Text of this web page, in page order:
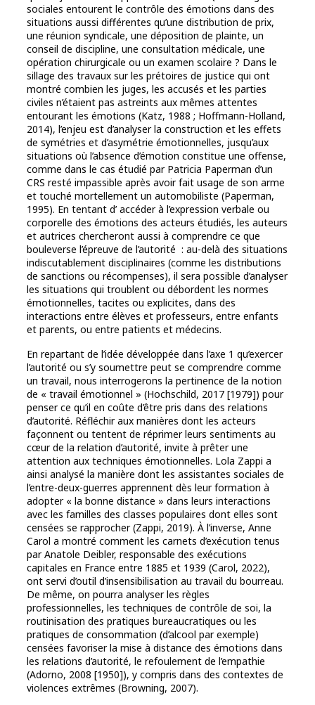
sociales entourent le contrôle des émotions dans des
situations aussi différentes qu’une distribution de prix,
une réunion syndicale, une déposition de plainte, un
conseil de discipline, une consultation médicale, une
opération chirurgicale ou un examen scolaire ? Dans le
sillage des travaux sur les prétoires de justice qui ont
montré combien les juges, les accusés et les parties
civiles n’étaient pas astreints aux mêmes attentes
entourant les émotions (Katz, 1988 ; Hoffmann-Holland,
2014), l’enjeu est d’analyser la construction et les effets
de symétries et d’asymétrie émotionnelles, jusqu’aux
situations où l’absence d’émotion constitue une offense,
comme dans le cas étudié par Patricia Paperman d’un
CRS resté impassible après avoir fait usage de son arme
et touché mortellement un automobiliste (Paperman,
1995). En tentant d’ accéder à l’expression verbale ou
corporelle des émotions des acteurs étudiés, les auteurs
et autrices chercheront aussi à comprendre ce que
bouleverse l’épreuve de l’autorité : au-delà des situations
indiscutablement disciplinaires (comme les distributions
de sanctions ou récompenses), il sera possible d’analyser
les situations qui troublent ou débordent les normes
émotionnelles, tacites ou explicites, dans des
interactions entre élèves et professeurs, entre enfants
et parents, ou entre patients et médecins.
En repartant de l’idée développée dans l’axe 1 qu’exercer
l’autorité ou s’y soumettre peut se comprendre comme
un travail, nous interrogerons la pertinence de la notion
de « travail émotionnel » (Hochschild, 2017 [1979]) pour
penser ce qu’il en coûte d’être pris dans des relations
d’autorité. Réfléchir aux manières dont les acteurs
façonnent ou tentent de réprimer leurs sentiments au
cœur de la relation d’autorité, invite à prêter une
attention aux techniques émotionnelles. Lola Zappi a
ainsi analysé la manière dont les assistantes sociales de
l’entre-deux-guerres apprennent dès leur formation à
adopter « la bonne distance » dans leurs interactions
avec les familles des classes populaires dont elles sont
censées se rapprocher (Zappi, 2019). À l’inverse, Anne
Carol a montré comment les carnets d’exécution tenus
par Anatole Deibler, responsable des exécutions
capitales en France entre 1885 et 1939 (Carol, 2022),
ont servi d’outil d’insensibilisation au travail du bourreau.
De même, on pourra analyser les règles
professionnelles, les techniques de contrôle de soi, la
routinisation des pratiques bureaucratiques ou les
pratiques de consommation (d’alcool par exemple)
censées favoriser la mise à distance des émotions dans
les relations d’autorité, le refoulement de l’empathie
(Adorno, 2008 [1950]), y compris dans des contextes de
violences extrêmes (Browning, 2007).